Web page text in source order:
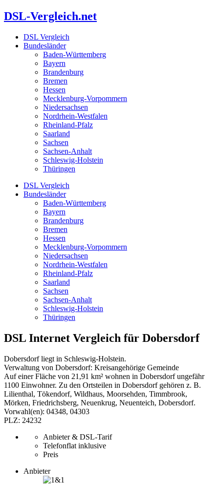
Zum
Inhalt
DSL-Vergleich.net
DSL Vergleich
Bundesländer
Baden-Württemberg
Bayern
Brandenburg
Bremen
Hessen
Mecklenburg-Vorpommern
Niedersachsen
Nordrhein-Westfalen
Rheinland-Pfalz
Saarland
Sachsen
Sachsen-Anhalt
Schleswig-Holstein
Thüringen
DSL Vergleich
Bundesländer
Baden-Württemberg
Bayern
Brandenburg
Bremen
Hessen
Mecklenburg-Vorpommern
Niedersachsen
Nordrhein-Westfalen
Rheinland-Pfalz
Saarland
Sachsen
Sachsen-Anhalt
Schleswig-Holstein
Thüringen
DSL Internet Vergleich für Dobersdorf
Dobersdorf liegt in Schleswig-Holstein.
Verwaltung von Dobersdorf: Kreisangehörige Gemeinde
Auf einer Fläche von 21,91 km² wohnen in Dobersdorf ungefähr
1100 Einwohner. Zu den Ortsteilen in Dobersdorf gehören z. B.
Lilienthal, Tökendorf, Wildhaus, Moorsehden, Timmbrook,
Mörken, Friedrichsberg, Neuenkrug, Neuenteich, Dobersdorf.
Vorwahl(en): 04348, 04303
PLZ: 24232
Anbieter & DSL-Tarif
Telefonflat inklusive
Preis
Anbieter